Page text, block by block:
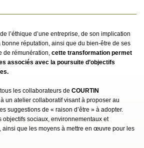
l’éthique d’une entreprise, de son implication
réputation, ainsi que du bien-être de ses
de rémunération, cette transformation permet
associés avec la poursuite d’objectifs
les collaborateurs de COURTIN
un atelier collaboratif visant à proposer au
suggestions de « raison d’être » à adopter.
sociaux, environnementaux et
ainsi que les moyens à mettre en œuvre pour les